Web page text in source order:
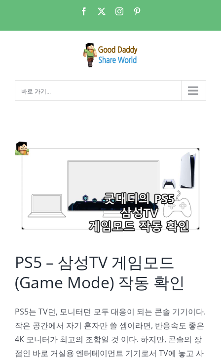
츠
Facebook Instagram
바로 가기...
PS5 – 삼성TV 게임모드
(Game Mode) 작동 확인
PS5는 TV던, 모니터던 모두 대응이 되는 콘솔 기기이다.
작은 공간에서 자기 혼자만 쓸 셈이라면, 반응속도 좋은
4K 모니터가 최고의 조합일 것 이다. 하지만, 콘솔의 장
점인 바로 거실용 엔터테이먼트 기기로서 TV에 놓고 사